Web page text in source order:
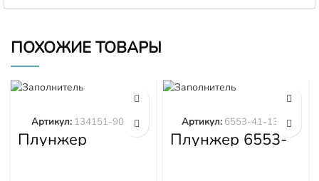
ПОХОЖИЕ ТОВАРЫ
Плунжер
134151-9020
Артикул: 134151-9020
Плунжер 6553-
41-1300
Артикул: 6553-41-1300